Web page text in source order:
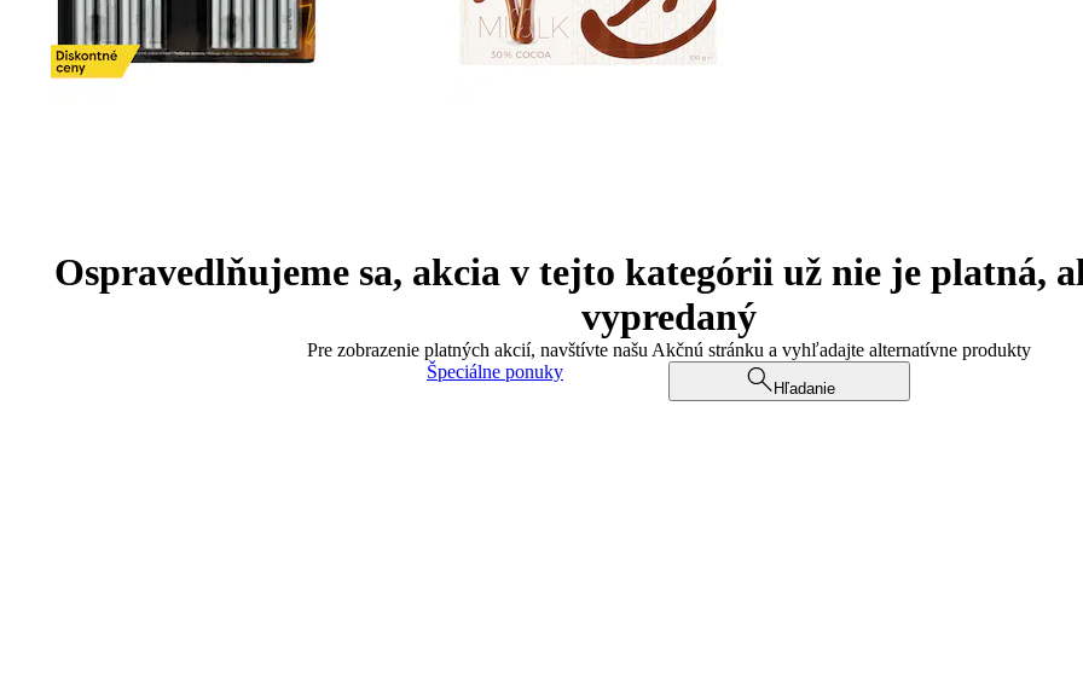
Ospravedlňujeme sa, akcia v tejto kategórii už nie je platná,
vypredaný
Pre zobrazenie platných akcií, navštívte našu Akčnú stránku a vyhľadajte alternatívne produkty
Špeciálne ponuky
Hľadanie